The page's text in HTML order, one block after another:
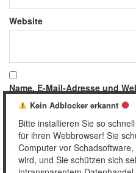
Website
Name, E-Mail-Adresse und
meinen nächsten Kommentar
Kein Adblocker erkannt
Bitte installieren Sie so
für ihren Webbrowser! Sie
Computer vor
wird, und Sie schützen sich